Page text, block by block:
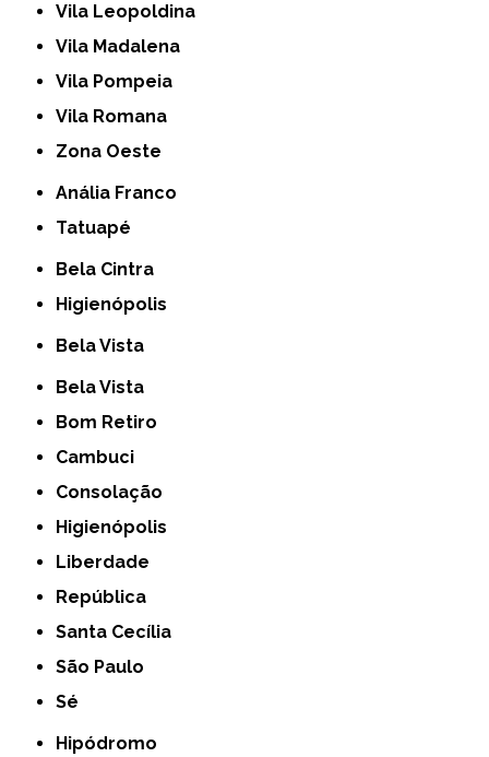
Vila Leopoldina
Vila Madalena
Vila Pompeia
Vila Romana
Zona Oeste
Anália Franco
Tatuapé
Bela Cintra
Higienópolis
Bela Vista
Bela Vista
Bom Retiro
Cambuci
Consolação
Higienópolis
Liberdade
República
Santa Cecília
São Paulo
Sé
Hipódromo